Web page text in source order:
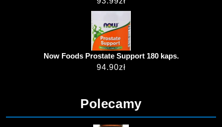
Now Foods Prostate Support 180 kaps.
94.90zł
Polecamy